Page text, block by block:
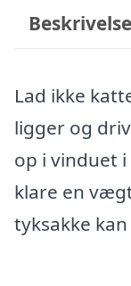
Beskrivelse
Lad ikke
ligger og
op i vinduet
klare en
tyksakke